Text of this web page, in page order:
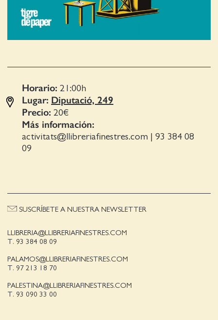
Horario: 21:00 h
Lugar: Diputació, 249
Precio: 20€
Más información:
activitats@llibreriafinestres.com
93 384 08
09
LLIBRERIA@LLIBRERIAFINESTRES.COM
T. 93 384 08 09
PALAMOS@LLIBRERIAFINESTRES.COM
T. 97 213 18 70
PALESTINA@LLIBRERIAFINESTRES.COM
T. 93 090 33 00
SUSCRÍBETE A NUESTRA NEWSLETTER